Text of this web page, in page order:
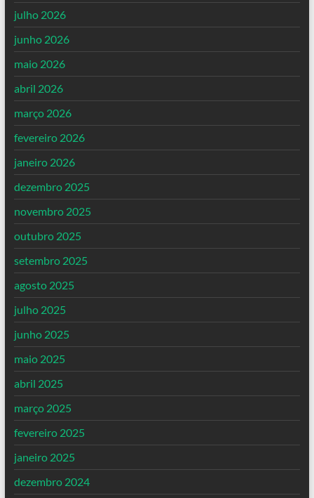
julho 2026
junho 2026
maio 2026
abril 2026
março 2026
fevereiro 2026
janeiro 2026
dezembro 2025
novembro 2025
outubro 2025
setembro 2025
agosto 2025
julho 2025
junho 2025
maio 2025
abril 2025
março 2025
fevereiro 2025
janeiro 2025
dezembro 2024